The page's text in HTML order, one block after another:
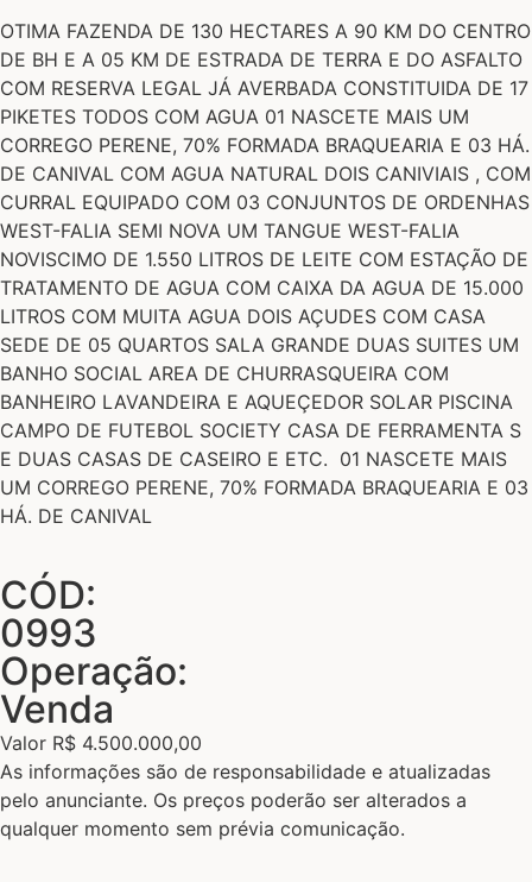
OTIMA FAZENDA DE 130 HECTARES A 90 KM DO CENTRO
DE BH E A 05 KM DE ESTRADA DE TERRA E DO ASFALTO
COM RESERVA LEGAL JÁ AVERBADA CONSTITUIDA DE 17
PIKETES TODOS COM AGUA 01 NASCETE MAIS UM
CORREGO PERENE, 70% FORMADA BRAQUEARIA E 03 HÁ.
DE CANIVAL COM AGUA NATURAL DOIS CANIVIAIS , COM
CURRAL EQUIPADO COM 03 CONJUNTOS DE ORDENHAS
WEST-FALIA SEMI NOVA UM TANGUE WEST-FALIA
NOVISCIMO DE 1.550 LITROS DE LEITE COM ESTAÇÃO DE
TRATAMENTO DE AGUA COM CAIXA DA AGUA DE 15.000
LITROS COM MUITA AGUA DOIS AÇUDES COM CASA
SEDE DE 05 QUARTOS SALA GRANDE DUAS SUITES UM
BANHO SOCIAL AREA DE CHURRASQUEIRA COM
BANHEIRO LAVANDEIRA E AQUEÇEDOR SOLAR PISCINA
CAMPO DE FUTEBOL SOCIETY CASA DE FERRAMENTA S
E DUAS CASAS DE CASEIRO E ETC. 01 NASCETE MAIS
UM CORREGO PERENE, 70% FORMADA BRAQUEARIA E 03
HÁ. DE CANIVAL
CÓD:
0993
Operação:
Venda
Valor R$ 4.500.000,00
As informações são de responsabilidade e atualizadas
pelo anunciante. Os preços poderão ser alterados a
qualquer momento sem prévia comunicação.